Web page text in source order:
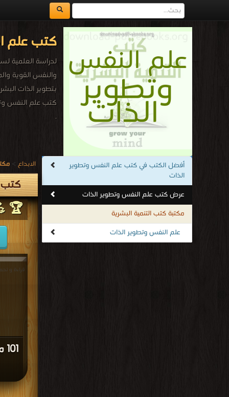
كتب علم
لدراسة العلمية
والنفس القوية
بتطوير الذات
كتب علم النفس
.
أفضل الكتب في كتب علم النفس وتطوير
الذات
عرض كتب علم النفس وتطوير الذات
مكتبة كتب التنمية البشرية
علم النفس وتطوير الذات
الابداع >
كتب
🏆